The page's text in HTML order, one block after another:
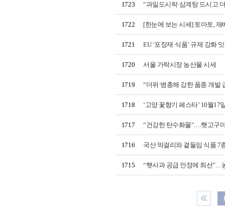
1723 “과일도시락·삼계탕 드시고
1722 [한눈에 보는 시세] 토마토,
1721 EU ‘포장재·식품’ 규제 강화
1720 서울 가락시장 농산물 시세
1719 “더위·병충해 강한 품종 개발
1718 ‘고양 꽃향기 페스타’ 10월
1717 “건강한 탄수화물"….햇고구
1716 국산 막걸리와 곁들임 식품 7
1715 “햇사과 공급 안정에 최선”…